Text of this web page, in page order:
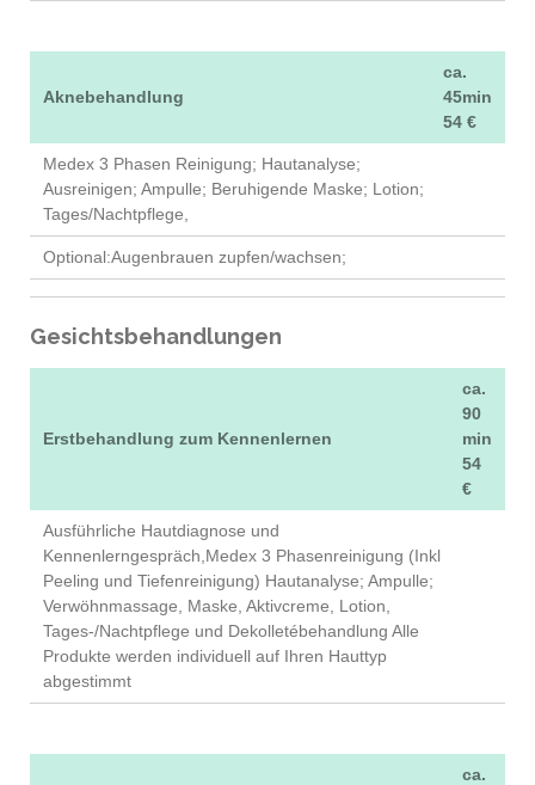
Aknebehandlung
ca.
45min
54 €
Medex 3 Phasen Reinigung; Hautanalyse;
Ausreinigen; Ampulle; Beruhigende Maske; Lotion;
Tages/Nachtpflege,
Optional:Augenbrauen zupfen/wachsen;
Gesichtsbehandlungen
Erstbehandlung zum Kennenlernen
ca.
90
min
54
€
Ausführliche Hautdiagnose und
Kennenlerngespräch,Medex 3 Phasenreinigung (Inkl
Peeling und Tiefenreinigung) Hautanalyse; Ampulle;
Verwöhnmassage, Maske, Aktivcreme, Lotion,
Tages-/Nachtpflege und Dekolletébehandlung Alle
Produkte werden individuell auf Ihren Hauttyp
abgestimmt
ca.